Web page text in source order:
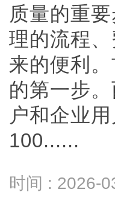
质量的重
理的流程
来的便利
的第一步
户和企业
100......
时间 : 2026-